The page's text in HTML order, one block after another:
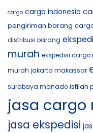
cargo cargo indonesia
pengiriman barang
distribusi barang
murah ekspedisi
murah jakarta makassar
surabaya manado istilah
jasa cargo
jasa ekspedisi